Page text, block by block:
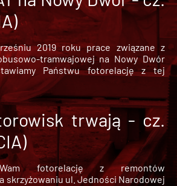
2019 roku prace związane z
tramwajowej na Nowy Dwór
Państwu fotorelację z tej
trwają - cz.
Wam fotorelację z remontów
skrzyżowaniu ul. Jedności Narodowej